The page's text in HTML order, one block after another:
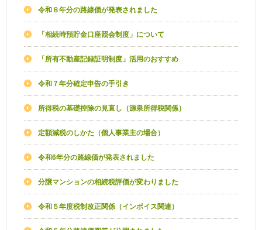
令和８年分の路線価が発表されました
「相続時預貯金口座照会制度」について
「所有不動産記録証明制度」活用のおすすめ
令和７年分確定申告の手引き
所得税の基礎控除の見直し（源泉所得税関係）
定額減税のしかた（個人事業主の場合）
令和6年分の路線価が発表されました
分譲マンションの相続税評価が変わりました
令和５年度税制改正関係（インボイス関連）